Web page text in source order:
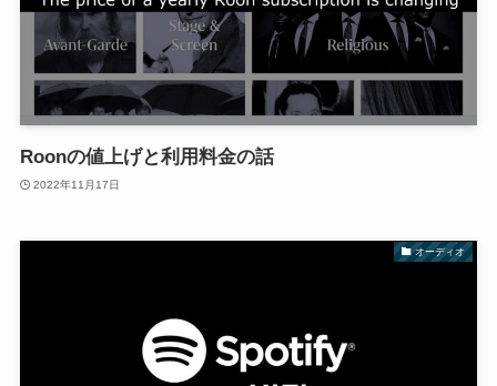
Roonの値上げと利用料金の話
2022年11月17日
オーディオ